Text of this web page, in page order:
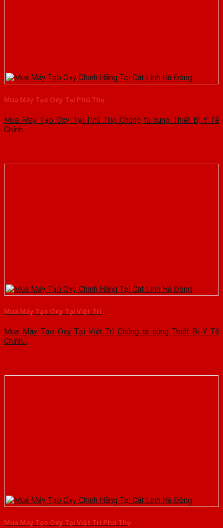
Mua Máy Tạo Oxy Tại Phú Thọ
Mua Máy Tạo Oxy Tại Phú Thọ Chúng ta cùng Thiết Bị Y Tế
Chính...
Mua Máy Tạo Oxy Tại Việt Trì
Mua Máy Tạo Oxy Tại Việt Trì Chúng ta cùng Thiết Bị Y Tế
Chính...
Mua Máy Tạo Oxy Tại Việt Trì Phú Thọ